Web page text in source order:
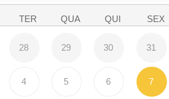
TER QUA QUI SEX
28 29 30 31
4 5 6 7